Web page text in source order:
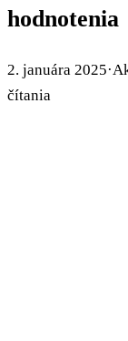
hodnotenia
2. januára 2025·
čítania